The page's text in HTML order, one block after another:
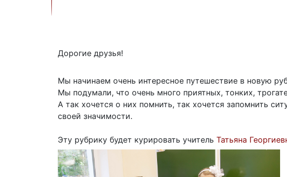
Дорогие друзья!
Мы начинаем очень интересное путешествие в новую
Мы подумали, что очень много приятных, тонких,
А так хочется о них помнить, так хочется запомнить
своей значимости.
Эту рубрику будет курировать учитель Татьяна